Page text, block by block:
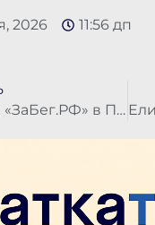
2026 11:56 дп
Во время проведения «ЗаБег.РФ» в Петропавловске-Камчатском ограничат движение